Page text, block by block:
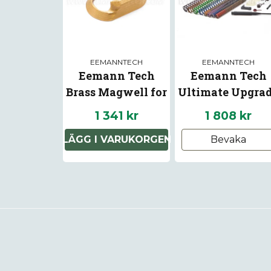
EEMANNTECH
Eemann Tech
Brass Magwell for
CZ Shadow 2
1 341 kr
LÄGG I VARUKORGEN
EEMANNTECH
Eemann Tech
Ultimate
Kit for CZ
1/2
1 808 kr
Bevaka